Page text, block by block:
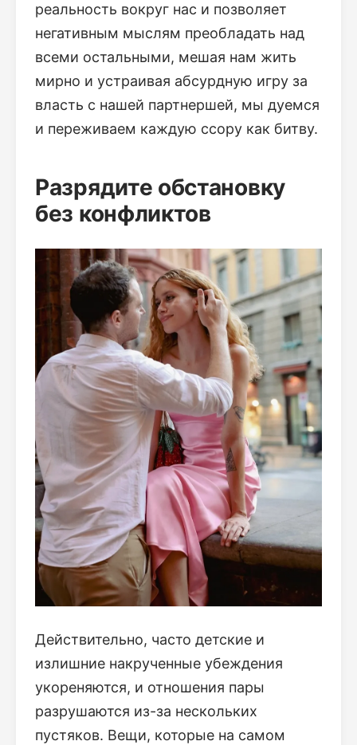
реальность вокруг нас и позволяет
негативным мыслям преобладать над
всеми остальными, мешая нам жить
мирно и устраивая абсурдную игру за
власть с нашей партнершей, мы дуемся
и переживаем каждую ссору как битву.
Разрядите обстановку
без конфликтов
Действительно, часто детские и
излишние накрученные убеждения
укореняются, и отношения пары
разрушаются из-за нескольких
пустяков. Вещи, которые на самом